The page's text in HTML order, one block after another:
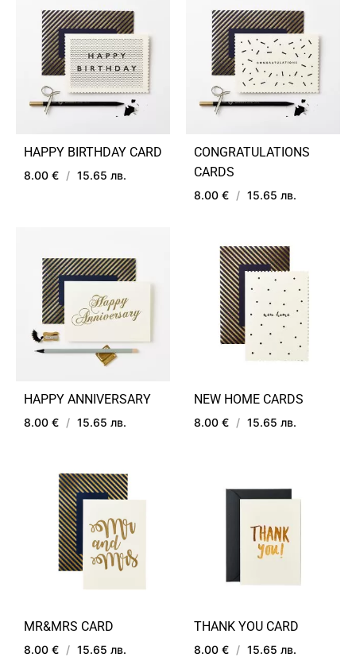
HAPPY BIRTHDAY CARD
8.00 € / 15.65 лв.
CONGRATULATIONS
CARDS
8.00 € / 15.65 лв.
HAPPY ANNIVERSARY
8.00 € / 15.65 лв.
NEW HOME CARDS
8.00 € / 15.65 лв.
MR&MRS CARD
8.00 € / 15.65 лв.
THANK YOU CARD
8.00 € / 15.65 лв.